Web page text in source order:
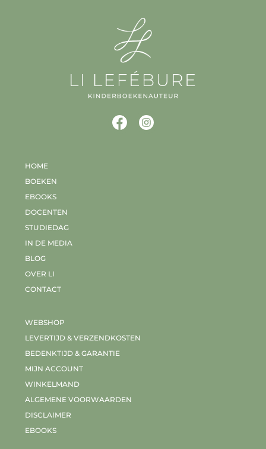
HOME
BOEKEN
EBOOKS
DOCENTEN
STUDIEDAG
IN DE MEDIA
BLOG
OVER LI
CONTACT
WEBSHOP
LEVERTIJD & VERZENDKOSTEN
BEDENKTIJD & GARANTIE
MIJN ACCOUNT
WINKELMAND
ALGEMENE VOORWAARDEN
DISCLAIMER
EBOOKS